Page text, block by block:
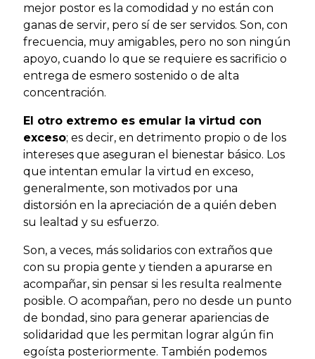
mejor postor es la comodidad y no están con
ganas de servir, pero sí de ser servidos. Son, con
frecuencia, muy amigables, pero no son ningún
apoyo, cuando lo que se requiere es sacrificio o
entrega de esmero sostenido o de alta
concentración.
El otro extremo es emular la virtud con
exceso; es decir, en detrimento propio o de los
intereses que aseguran el bienestar básico. Los
que intentan emular la virtud en exceso,
generalmente, son motivados por una
distorsión en la apreciación de a quién deben
su lealtad y su esfuerzo.
Son, a veces, más solidarios con extraños que
con su propia gente y tienden a apurarse en
acompañar, sin pensar si les resulta realmente
posible. O acompañan, pero no desde un punto
de bondad, sino para generar apariencias de
solidaridad que les permitan lograr algún fin
egoísta posteriormente. También podemos